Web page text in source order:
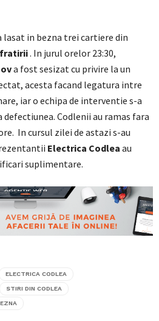
lasat in bezna trei cartiere din
. In jurul orelor 23:30,
a fost sesizat cu privire la un
acesta facand legatura intre
iar o echipa de interventie s-a
Codlenii au ramas fara
In cursul zilei de astazi s-au
Electrica Codlea au
suplimentare.
ELECTRICA CODLEA
STIRI DIN CODLEA